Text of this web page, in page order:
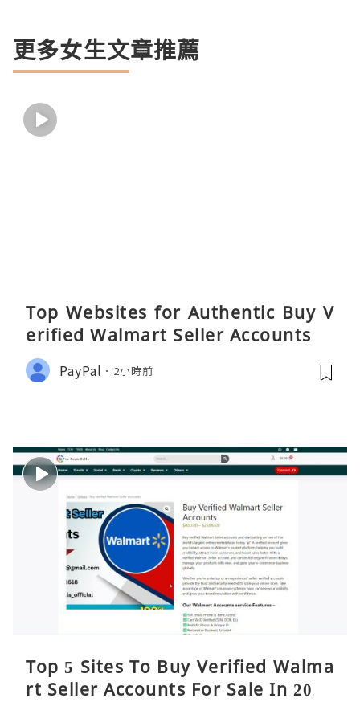
更多女生文章推薦
Top Websites for Authentic Buy V
erified Walmart Seller Accounts
PayPal 2小時前
Top 5 Sites To Buy Verified Walma
rt Seller Accounts For Sale In 2026